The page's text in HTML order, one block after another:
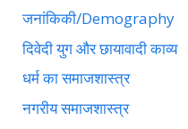
जनांकिकी/Demography
दिवेदी युग और छायावादी काव्य
धर्म का समाजशास्त्र
नगरीय समाजशास्त्र